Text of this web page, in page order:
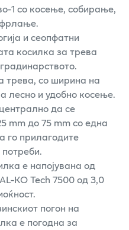
1 со косење, собирање,
и сеопфатни
косилка за трева
трева, со ширина на
лесно и удобно косење.
да се
mm до 75 mm со една
го прилагодите
е напојувана од
KO Tech 7500 од 3,0
погон на
е погодна за